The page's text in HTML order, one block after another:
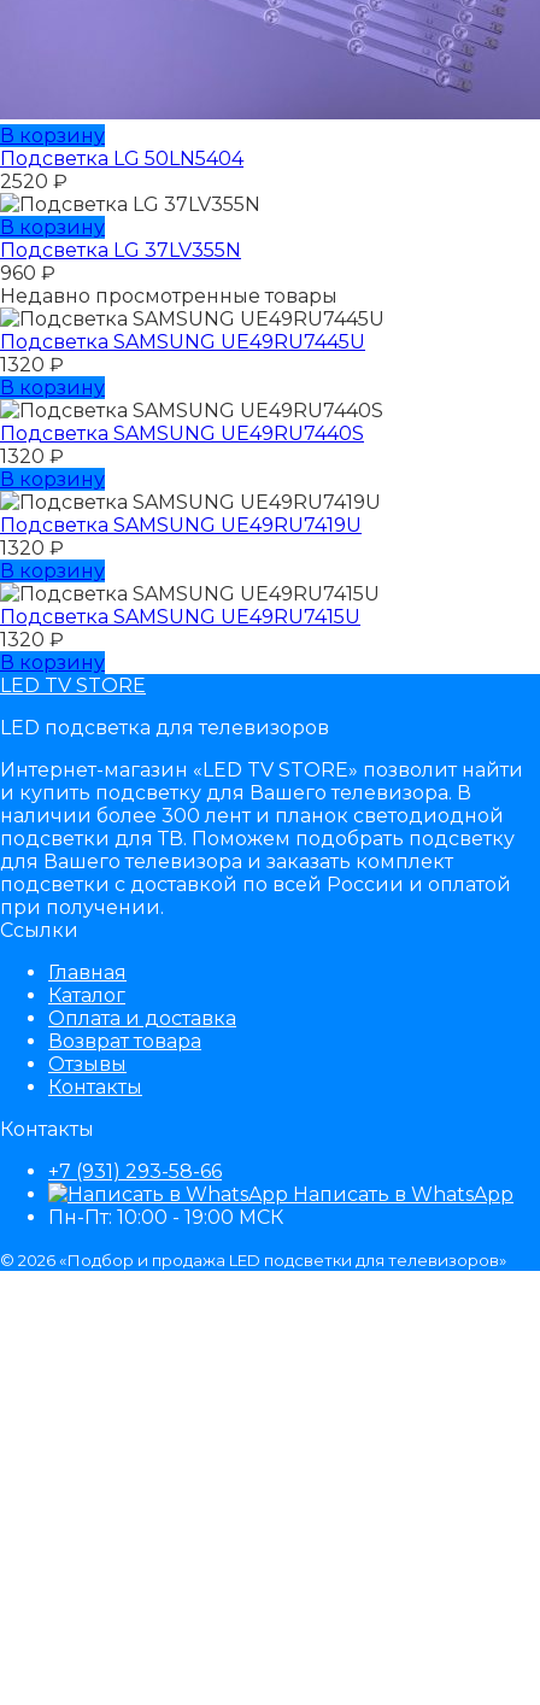
В корзину
Подсветка LG 50LN5404
2520 ₽
В корзину
Подсветка LG 37LV355N
960 ₽
Недавно просмотренные товары
Подсветка SAMSUNG UЕ49RU7445U
1320 ₽
В корзину
Подсветка SAMSUNG UЕ49RU7440S
1320 ₽
В корзину
Подсветка SAMSUNG UЕ49RU7419U
1320 ₽
В корзину
Подсветка SAMSUNG UЕ49RU7415U
1320 ₽
В корзину
LED TV STORE
LED подсветка для телевизоров
Интернет-магазин «LED TV STORE» позволит найти
и купить подсветку для Вашего телевизора. В
наличии более 300 лент и планок светодиодной
подсветки для ТВ. Поможем подобрать подсветку
для Вашего телевизора и заказать комплект
подсветки с доставкой по всей России и оплатой
при получении.
Ссылки
Главная
Каталог
Оплата и доставка
Возврат товара
Отзывы
Контакты
Контакты
+7 (931) 293-58-66
Написать в WhatsApp
Пн-Пт: 10:00 - 19:00 МСК
© 2026 «Подбор и продажа LED подсветки для телевизоров»